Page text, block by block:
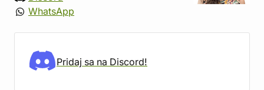
WhatsApp
Pridaj sa na Discord!